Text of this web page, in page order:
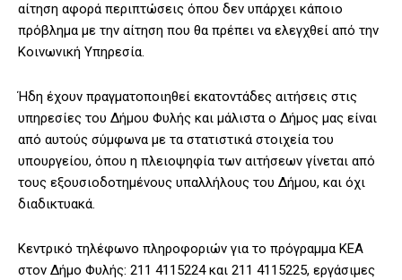
αίτηση αφορά περιπτώσεις όπου δεν υπάρχει κάποιο
πρόβλημα με την αίτηση που θα πρέπει να ελεγχθεί από την
Κοινωνική Υπηρεσία.
Ήδη έχουν πραγματοποιηθεί εκατοντάδες αιτήσεις στις
υπηρεσίες του Δήμου Φυλής και μάλιστα ο Δήμος μας είναι
από αυτούς σύμφωνα με τα στατιστικά στοιχεία του
υπουργείου, όπου η πλειοψηφία των αιτήσεων γίνεται από
τους εξουσιοδοτημένους υπαλλήλους του Δήμου, και όχι
διαδικτυακά.
Κεντρικό τηλέφωνο πληροφοριών για το πρόγραμμα ΚΕΑ
στον Δήμο Φυλής: 211 4115224 και 211 4115225, εργάσιμες